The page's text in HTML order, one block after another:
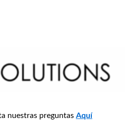
nuestras preguntas Aquí